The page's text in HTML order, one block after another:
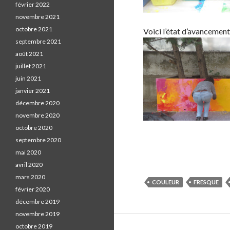
Voici l’état
r
COULEUR FRESQUE
février 2022
novembre 2021
octobre 2021
septembre 2021
août 2021
juillet 2021
juin 2021
janvier 2021
décembre 2020
novembre 2020
octobre 2020
septembre 2020
mai 2020
avril 2020
mars 2020
février 2020
décembre 2019
novembre 2019
octobre 2019